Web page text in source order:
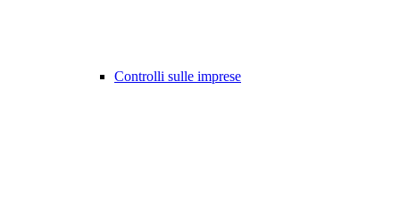
Controlli sulle imprese